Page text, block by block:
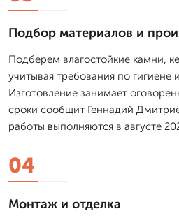
Подбор материалов и
Подберем влагостойкие камни,
учитывая требования по гигиене
Изготовление занимает
сроки сообщит Геннадий
работы выполняются в августе
04
Монтаж и отделка